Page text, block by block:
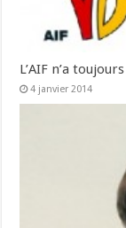
L’AIF n’a
4 janvier 2014